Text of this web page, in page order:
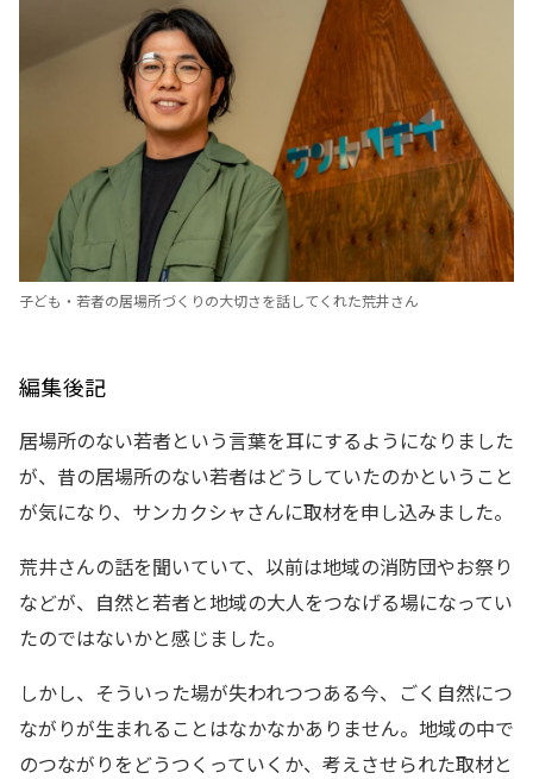
子ども・若者の居場所づくりの大切さを話してくれた荒井さん
編集後記
居場所のない若者という言葉を耳にするようになりました
が、昔の居場所のない若者はどうしていたのかということ
が気になり、サンカクシャさんに取材を申し込みました。
荒井さんの話を聞いていて、以前は地域の消防団やお祭り
などが、自然と若者と地域の大人をつなげる場になってい
たのではないかと感じました。
しかし、そういった場が失われつつある今、ごく自然につ
ながりが生まれることはなかなかありません。地域の中で
のつながりをどうつくっていくか、考えさせられた取材と